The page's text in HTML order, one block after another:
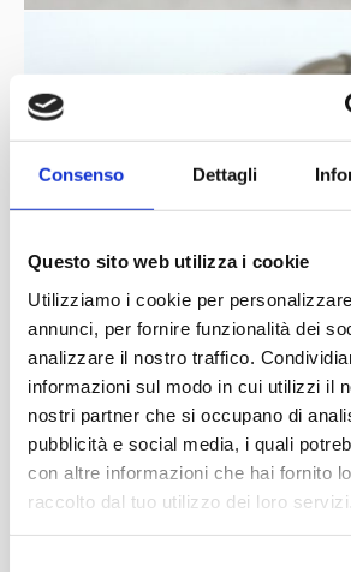
Consenso Dettagli
Questo sito web utilizza i cookie
Utilizziamo i cookie per
annunci, per fornire funzionalità dei
analizzare il nostro traffico.
informazioni sul modo in cui utilizzi il
nostri partner che si occupano di
pubblicità e social media, i quali
con altre informazioni che hai fornito
raccolto dal tuo utilizzo dei loro servizi.